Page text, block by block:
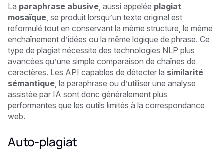
La paraphrase abusive , aussi appelée plagiat
mosaïque , se produit lorsqu’un texte original est
reformulé tout en conservant la même structure, le même
enchaînement d’idées ou la même logique de phrase. Ce
type de plagiat nécessite des technologies NLP plus
avancées qu’une simple comparaison de chaînes de
caractères. Les API capables de détecter la similarité
sémantique , la paraphrase ou d’utiliser une analyse
assistée par IA sont donc généralement plus
performantes que les outils limités à la correspondance
web.
Auto-plagiat